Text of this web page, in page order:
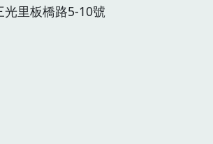
光里板橋路5-10號